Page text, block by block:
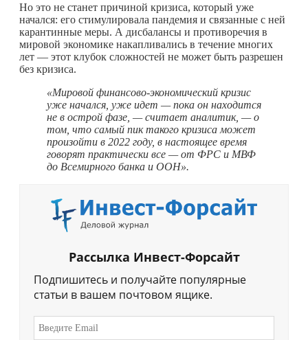
Но это не станет причиной кризиса, который уже
начался: его стимулировала пандемия и связанные с ней
карантинные меры. А дисбалансы и противоречия в
мировой экономике накапливались в течение многих
лет — этот клубок сложностей не может быть разрешен
без кризиса.
«Мировой финансово-экономический кризис
уже начался, уже идет — пока он находится
не в острой фазе, — считает аналитик, — о
том, что самый пик такого кризиса может
произойти в 2022 году, в настоящее время
говорят практически все — от ФРС и МВФ
до Всемирного банка и ООН».
Рассылка Инвест-Форсайт
Подпишитесь и получайте популярные
статьи в вашем почтовом ящике.